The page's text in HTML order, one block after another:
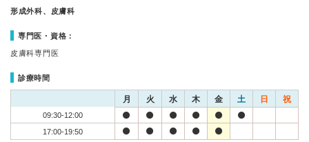
形成外科、皮膚科
専門医・資格：
皮膚科専門医
診療時間
月 火 水 木 金 土 日 祝
09:30-12:00
17:00-19:50